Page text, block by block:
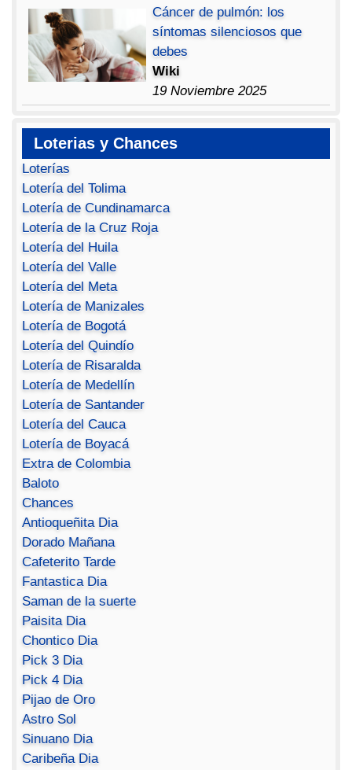
Cáncer de pulmón: los
síntomas silenciosos que
debes
Wiki
19 Noviembre 2025
Loterias y Chances
Loterías
Lotería del Tolima
Lotería de Cundinamarca
Lotería de la Cruz Roja
Lotería del Huila
Lotería del Valle
Lotería del Meta
Lotería de Manizales
Lotería de Bogotá
Lotería del Quindío
Lotería de Risaralda
Lotería de Medellín
Lotería de Santander
Lotería del Cauca
Lotería de Boyacá
Extra de Colombia
Baloto
Chances
Antioqueñita Dia
Dorado Mañana
Cafeterito Tarde
Fantastica Dia
Saman de la suerte
Paisita Dia
Chontico Dia
Pick 3 Dia
Pick 4 Dia
Pijao de Oro
Astro Sol
Sinuano Dia
Caribeña Dia